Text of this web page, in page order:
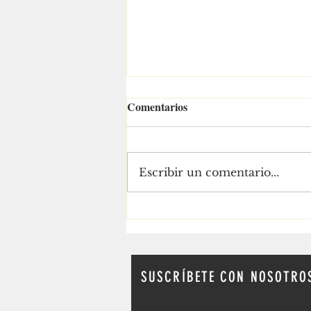
El territorio es la bandera de
Comentarios
Escribir un comentario...
SUSCRÍBETE CON